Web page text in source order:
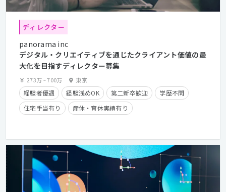
ディレクター
panorama inc
デジタル・クリエイティブを通じたクライアント価値の最
大化を目指すディレクター募集
273万~700万 東京
経験者優遇 経験浅めOK 第二新卒歓迎
学歴不問
住宅手当有り
産休・育休実績有り